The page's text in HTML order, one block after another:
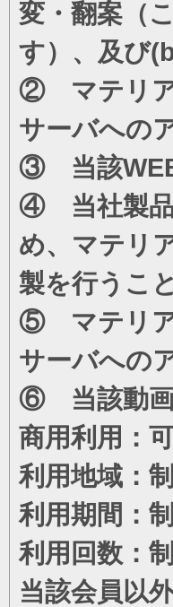
変・翻案（
す）、及び
② マテリア
サーバへの
③ 当該WEB
④ 当社製品
め、マテリ
製を行うこと
⑤ マテリア
サーバへの
⑥ 当該動画
商用利用：可
利用地域：
利用期間：
利用回数：
当該会員以